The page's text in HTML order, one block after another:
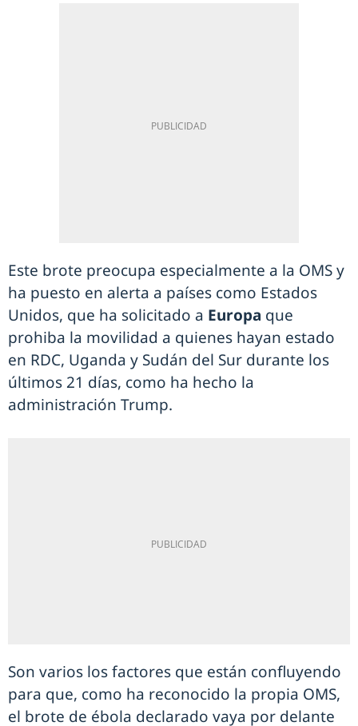
Este brote preocupa especialmente a la OMS y
ha puesto en alerta a países como Estados
Unidos, que ha solicitado a Europa que
prohiba la movilidad a quienes hayan estado
en RDC, Uganda y Sudán del Sur durante los
últimos 21 días, como ha hecho la
administración Trump.
Son varios los factores que están confluyendo
para que, como ha reconocido la propia OMS,
el brote de ébola declarado vaya por delante